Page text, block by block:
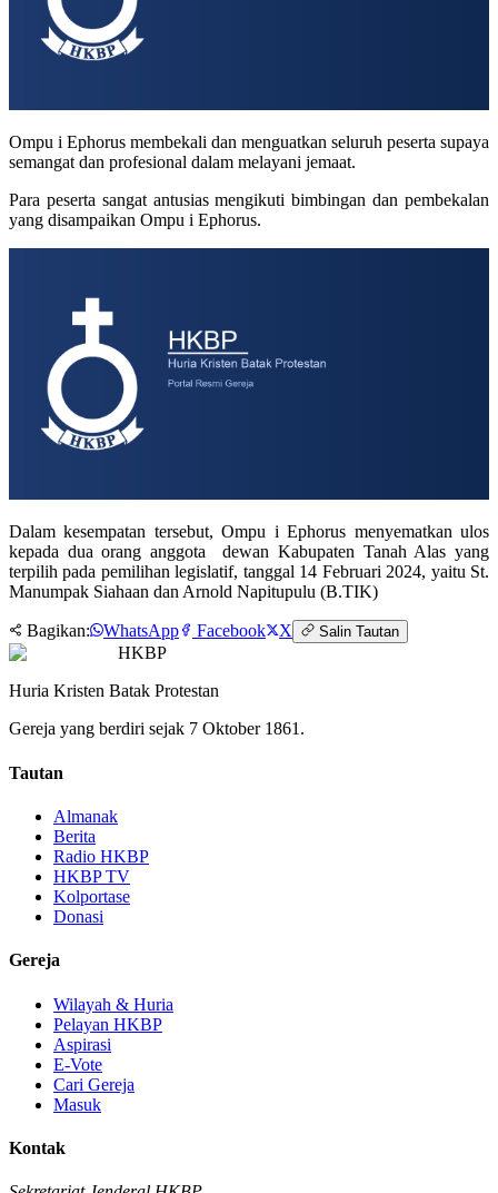
Ompu i Ephorus membekali dan menguatkan seluruh peserta supaya
semangat dan profesional dalam melayani jemaat.
Para peserta sangat antusias mengikuti bimbingan dan pembekalan
yang disampaikan Ompu i Ephorus.
Dalam kesempatan tersebut, Ompu i Ephorus menyematkan ulos
kepada dua orang anggota dewan Kabupaten Tanah Alas yang
terpilih pada pemilihan legislatif, tanggal 14 Februari 2024, yaitu St.
Manumpak Siahaan dan Arnold Napitupulu (B.TIK)
Bagikan: WhatsApp Facebook X Salin Tautan
HKBP
Huria Kristen Batak Protestan
Gereja yang berdiri sejak 7 Oktober 1861.
Tautan
Almanak
Berita
Radio HKBP
HKBP TV
Kolportase
Donasi
Gereja
Wilayah & Huria
Pelayan HKBP
Aspirasi
E-Vote
Cari Gereja
Masuk
Kontak